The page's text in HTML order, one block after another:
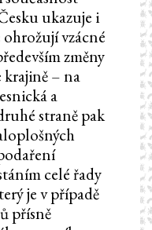
ukazuje i
vzácné
změny
krajině – na
a
straně pak
celé řady
je v případě
přísně